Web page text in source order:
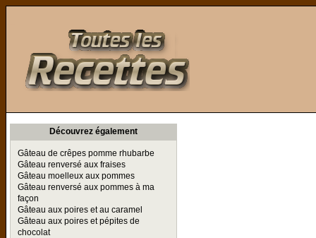
Découvrez également
Gâteau de crêpes pomme rhubarbe
Gâteau renversé aux fraises
Gâteau moelleux aux pommes
Gâteau renversé aux pommes à ma
façon
Gâteau aux poires et au caramel
Gâteau aux poires et pépites de
chocolat